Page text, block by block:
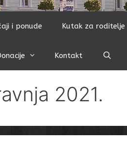
i ponude Kutak za roditelje
Kontakt
2021.